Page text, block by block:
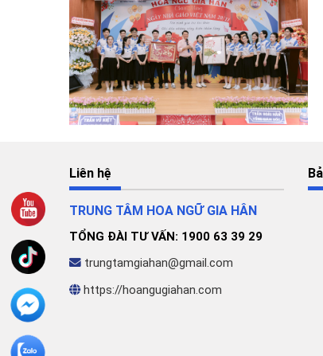
Liên hệ
TRUNG TÂM HOA NGỮ GIA HÂN
TỔNG ĐÀI TƯ VẤN: 1900 63 39 29
trungtamgiahan@gmail.com
https://hoangugiahan.com